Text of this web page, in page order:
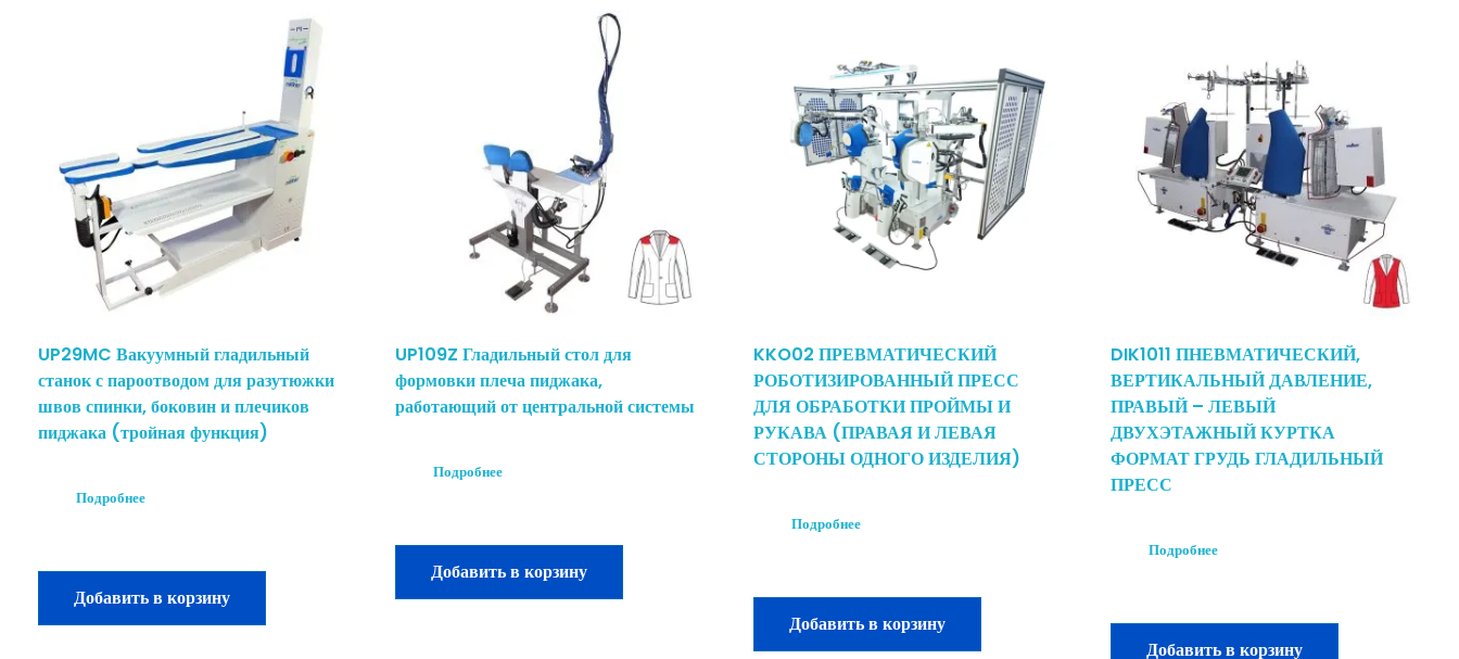
UP29MC Вакуумный гладильный
станок с пароотводом для разутюжки
швов спинки, боковин и плечиков
пиджака (тройная функция)
Подробнее
Добавить в корзину
UP109Z Гладильный стол для
формовки плеча пиджака,
работающий от центральной системы
Подробнее
Добавить в корзину
KKO02 ПРЕВМАТИЧЕСКИЙ
РОБОТИЗИРОВАННЫЙ ПРЕСС
ДЛЯ ОБРАБОТКИ ПРОЙМЫ И
РУКАВА (ПРАВАЯ И ЛЕВАЯ
СТОРОНЫ ОДНОГО ИЗДЕЛИЯ)
Подробнее
Добавить в корзину
DIK1011 ПНЕВМАТИЧЕСКИЙ,
ВЕРТИКАЛЬНЫЙ ДАВЛЕНИЕ,
ПРАВЫЙ – ЛЕВЫЙ
ДВУХЭТАЖНЫЙ КУРТКА
ФОРМАТ ГРУДЬ ГЛАДИЛЬНЫЙ
ПРЕСС
Подробнее
Добавить в корзину